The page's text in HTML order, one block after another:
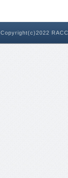
Copyright(c)2022